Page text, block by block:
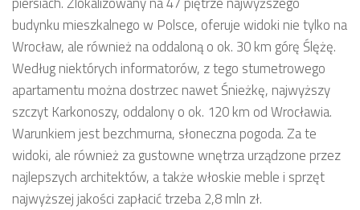
budynku mieszkalnego w Polsce, oferuje widoki nie tylko na
Wrocław, ale również na oddaloną o ok. 30 km górę Ślężę.
Według niektórych informatorów, z tego stumetrowego
apartamentu można dostrzec nawet Śnieżkę, najwyższy
szczyt Karkonoszy, oddalony o ok. 120 km od Wrocławia.
Warunkiem jest bezchmurna, słoneczna pogoda. Za te
widoki, ale również za gustowne wnętrza urządzone przez
najlepszych architektów, a także włoskie meble i sprzęt
najwyższej jakości zapłacić trzeba 2,8 mln zł.